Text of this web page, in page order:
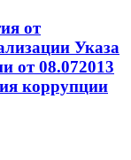
от
Указа
от 08.072013
коррупции